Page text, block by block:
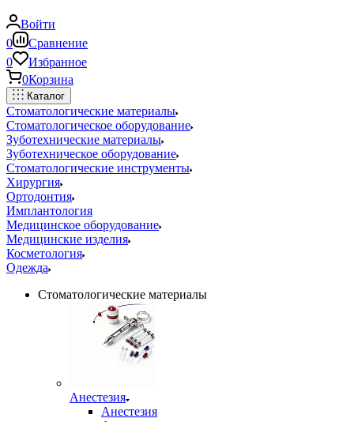
Войти
0
Сравнение
0
Избранное
0Корзина
Каталог
Стоматологические материалы
Стоматологическое оборудование
Зуботехнические материалы
Зуботехническое оборудование
Стоматологические инструменты
Хирургия
Ортодонтия
Имплантология
Медицинское оборудование
Медицинские изделия
Косметология
Одежда
Стоматологические материалы
Анестезия
Анестезия